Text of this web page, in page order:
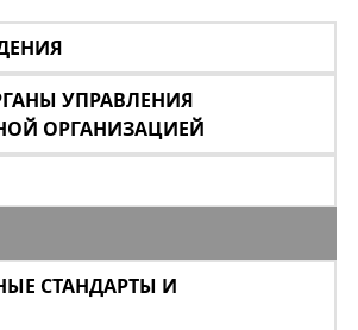
УПРАВЛЕНИЯ
ОРГАНИЗАЦИЕЙ
СТАНДАРТЫ И